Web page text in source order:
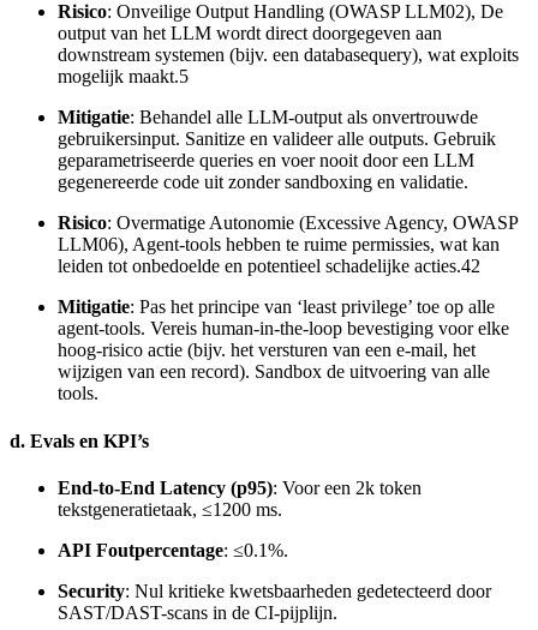
Risico: Onveilige Output Handling (OWASP LLM02), De
output van het LLM wordt direct doorgegeven aan
downstream systemen (bijv. een databasequery), wat exploits
mogelijk maakt.5
Mitigatie: Behandel alle LLM-output als onvertrouwde
gebruikersinput. Sanitize en valideer alle outputs. Gebruik
geparametriseerde queries en voer nooit door een LLM
gegenereerde code uit zonder sandboxing en validatie.
Risico: Overmatige Autonomie (Excessive Agency, OWASP
LLM06), Agent-tools hebben te ruime permissies, wat kan
leiden tot onbedoelde en potentieel schadelijke acties.42
Mitigatie: Pas het principe van ‘least privilege’ toe op alle
agent-tools. Vereis human-in-the-loop bevestiging voor elke
hoog-risico actie (bijv. het versturen van een e-mail, het
wijzigen van een record). Sandbox de uitvoering van alle
tools.
d. Evals en KPI’s
End-to-End Latency (p95): Voor een 2k token
tekstgeneratietaak, ≤1200 ms.
API Foutpercentage: ≤0.1%.
Security: Nul kritieke kwetsbaarheden gedetecteerd door
SAST/DAST-scans in de CI-pijplijn.